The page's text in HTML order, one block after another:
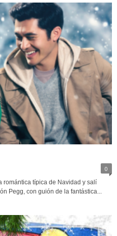
0
romántica típica de Navidad y salí
Pegg, con guión de la fantástica...